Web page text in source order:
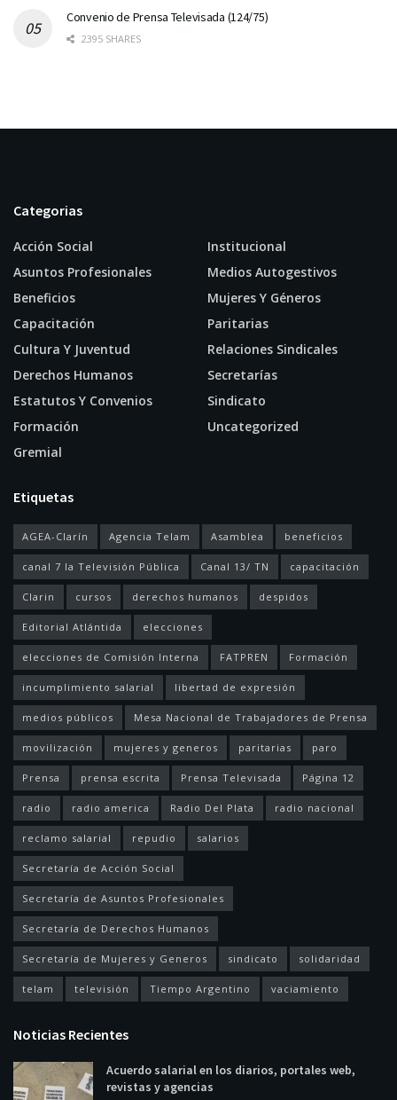
Convenio de Prensa Televisada (124/75)
2395 SHARES
Categorias
Acción Social
Asuntos Profesionales
Beneficios
Capacitación
Cultura Y Juventud
Derechos Humanos
Estatutos Y Convenios
Formación
Gremial
Institucional
Medios Autogestivos
Mujeres Y Géneros
Paritarias
Relaciones Sindicales
Secretarías
Sindicato
Uncategorized
Etiquetas
AGEA-Clarín Agencia Telam Asamblea beneficios
canal 7 la Televisión Pública Canal 13/ TN capacitación
Clarin cursos derechos humanos despidos
Editorial Atlántida elecciones
elecciones de Comisión Interna FATPREN Formación
incumplimiento salarial libertad de expresión
medios públicos Mesa Nacional de Trabajadores de Prensa
movilización mujeres y generos paritarias paro
Prensa prensa escrita Prensa Televisada Página 12
radio radio america Radio Del Plata radio nacional
reclamo salarial repudio salarios
Secretaría de Acción Social
Secretaría de Asuntos Profesionales
Secretaría de Derechos Humanos
Secretaría de Mujeres y Generos sindicato solidaridad
telam televisión Tiempo Argentino vaciamiento
Noticias Recientes
Acuerdo salarial en los diarios, portales web,
revistas y agencias